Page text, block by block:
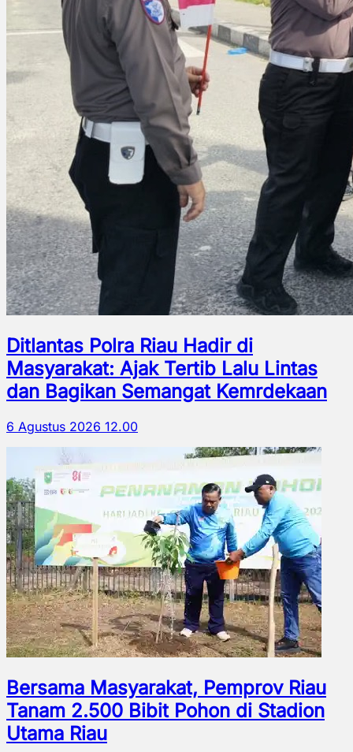
Ditlantas Polra Riau Hadir di
Masyarakat: Ajak Tertib Lalu Lintas
dan Bagikan Semangat Kemrdekaan
6 Agustus 2026 12.00
Bersama Masyarakat, Pemprov Riau
Tanam 2.500 Bibit Pohon di Stadion
Utama Riau